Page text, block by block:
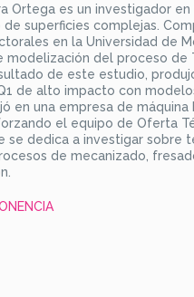
Ortega es un investigador
de superficies complejas.
en la Universidad de
modelización del proceso de
de este estudio,
de alto impacto con
en una empresa de máquina
el equipo de Oferta
se dedica a investigar sobre
de mecanizado,